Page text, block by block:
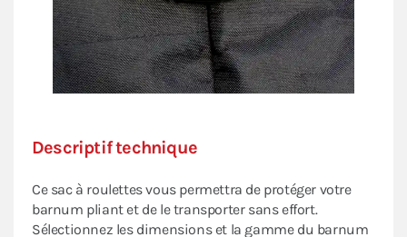
Descriptif technique
Ce sac à roulettes vous permettra de protéger votre
barnum pliant et de le transporter sans effort.
Sélectionnez les dimensions et la gamme du barnum